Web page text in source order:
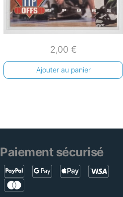
2,00 €
Ajouter au panier
Paiement sécurisé